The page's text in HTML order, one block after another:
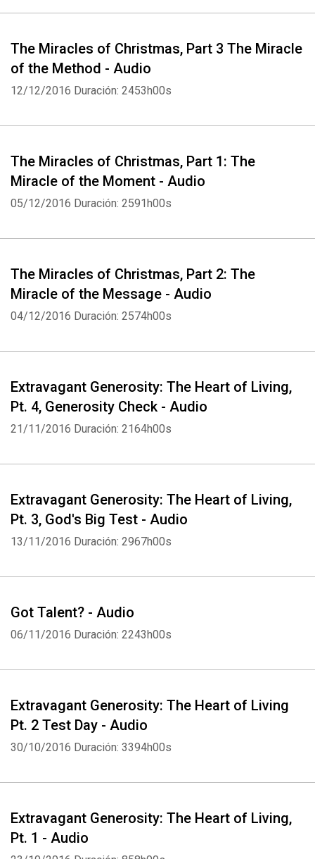
The Miracles of Christmas, Part 3 The Miracle
of the Method - Audio
12/12/2016 Duración: 2453h00s
The Miracles of Christmas, Part 1: The
Miracle of the Moment - Audio
05/12/2016 Duración: 2591h00s
The Miracles of Christmas, Part 2: The
Miracle of the Message - Audio
04/12/2016 Duración: 2574h00s
Extravagant Generosity: The Heart of Living,
Pt. 4, Generosity Check - Audio
21/11/2016 Duración: 2164h00s
Extravagant Generosity: The Heart of Living,
Pt. 3, God's Big Test - Audio
13/11/2016 Duración: 2967h00s
Got Talent? - Audio
06/11/2016 Duración: 2243h00s
Extravagant Generosity: The Heart of Living
Pt. 2 Test Day - Audio
30/10/2016 Duración: 3394h00s
Extravagant Generosity: The Heart of Living,
Pt. 1 - Audio
Whatsapp Facebook Twitter E-mail